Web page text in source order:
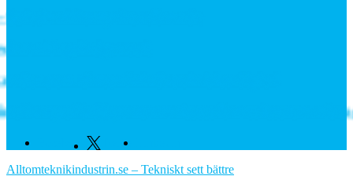
i kompakt utförande
långsiktigt avtal
som växte när industrin blev digital
fördjupar samarbetet för att leverera nästa
Facebook Twitter
Alltomteknikindustrin.se – Tekniskt sett bättre